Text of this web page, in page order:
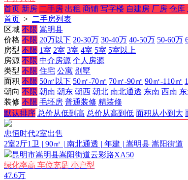
首页 新房 二手房 出租 商铺 写字楼 自建房 厂房 仓库
首页 > 二手房列表
区域 不限 嵩明县
价格 不限 20万以下 20-30万 30-40万 40-50万 50-60万
房型 不限 1室 2室 3室 4室 5室 5室以上
房源 不限 中介房源 个人房源
类型 不限 住宅 公寓 别墅
面积 不限 50㎡以下 50㎡-70㎡ 70㎡-90㎡ 90㎡-110㎡
朝向 不限 朝南 朝东 朝西 朝北 南北通透 东南 西南
装修 不限 毛坯房 普通装修 精装修
电梯 不限 有电梯 无电梯
更多条件 向上收起
默认排序 总价从低到高 总价从高到低 面积从小到大
忠恒时代2室出售
2室2厅1卫 | 90㎡ | 南北通透 | 年建 | 嵩明县 嵩阳街道
昆明市嵩明县嵩阳街道云彩路XA50
绿化率高 车位充足 小户型
47.6万